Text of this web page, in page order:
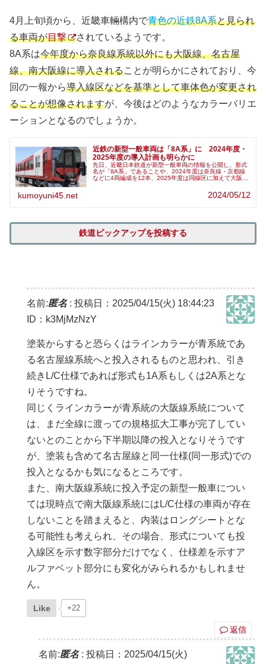
4月上旬頃から、近畿車輛構内で青色の近鉄8A系と見られ
る車両が目撃
されているようです。
8A系は今年度から奈良線系統以外にも大阪線、名古屋
線、南大阪線に導入されることが明らかにされており、今
回の一報から導入線区などを基準として車体色が変更され
ることが想像されますが、今後はどのようなカラーバリエ
ーションとなるのでしょうか。
近鉄の新型一般車両は「8A系」に 2024年度・
2025年度の導入計画も明らかに
先日、近畿日本鉄道が新型一般車両の情報を公開し、形式
名が「8A系」であることや、2024年度は奈良線・京都線
などに4両編成を12本、2025年度は同線区に加えて大阪
kumoyuni45.net 2024/05/12
鉄道ピックアップを投稿する
名前:匿名: 投稿日：2025/04/15(火) 18:44:23
ID：k3MjMzNzY
塗装からすると恐らくはラインカラーが青系統であ
る名古屋線系統へと投入されるものと思われ、引き
続きL/C仕様であれば形式も1A系もしくは2A系とな
りそうですね。
同じくラインカラーが青系統の大阪線系統について
は、まだ全線に渡っての規格拡大工事が完了してい
ないとのことから下半期以降の投入となりそうです
が、塗装も含めて名古屋線と同一仕様(同一形式)での
投入となるかも気になるところです。
また、南大阪線系統に投入予定の新型一般車につい
ては現時点で南大阪線系統にはL/C仕様の車両が存在
しないことを踏まえると、内装はロングシートとな
る可能性も考えられ、その場合、形式についても投
入線区を示す数字部分だけでなく、仕様差を示すア
ルファベット部分にも変化がみられるかもしれませ
ん。
Like +22
返信
名前:匿名: 投稿日：2025/04/15(火)